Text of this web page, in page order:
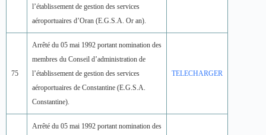
l’établissement de gestion des services
aéroportuaires d’Oran (E.G.S.A. Or an).
75
Arrêté du 05 mai 1992 portant nomination des
membres du Conseil d’administration de
l’établissement de gestion des services
aéroportuaires de Constantine (E.G.S.A.
Constantine).
TELECHARGER
Arrêté du 05 mai 1992 portant nomination des